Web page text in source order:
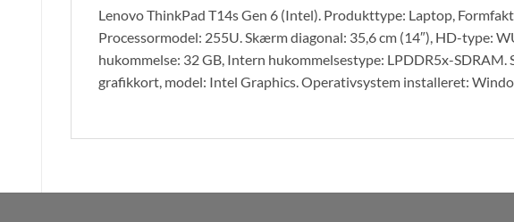
Lenovo ThinkPad T14s Gen 6 (Intel). Produkttype: Laptop,
Processormodel: 255U. Skærm diagonal: 35,6 cm (14″), HD-type:
hukommelse: 32 GB, Intern hukommelsestype: LPDDR5x-SDRAM.
grafikkort, model: Intel Graphics. Operativsystem installeret: